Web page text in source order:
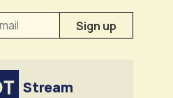
Stream